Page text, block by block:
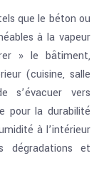
que le béton ou
à la vapeur
» le bâtiment,
(cuisine, salle
s’évacuer vers
pour la durabilité
à l’intérieur
dégradations et